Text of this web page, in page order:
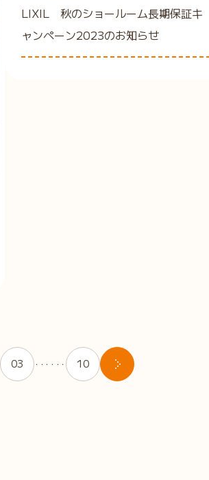
LIXIL 秋のショールーム長期保証キ
ャンペーン2023のお知らせ
03 ・・・・・・ 10